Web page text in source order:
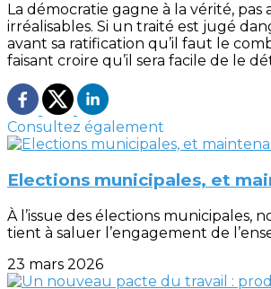
La démocratie gagne à la vérité, pas
irréalisables. Si un traité est jugé
avant sa ratification qu’il faut le
faisant croire qu’il sera facile de le
Consultez également
Elections municipales, et
À l’issue des élections municipales,
tient à saluer l’engagement de
23 mars 2026